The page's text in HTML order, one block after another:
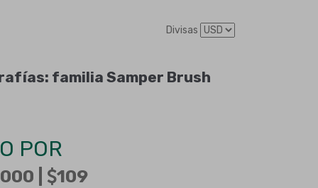
Divisas
familia Samper Brush
POR
| 109